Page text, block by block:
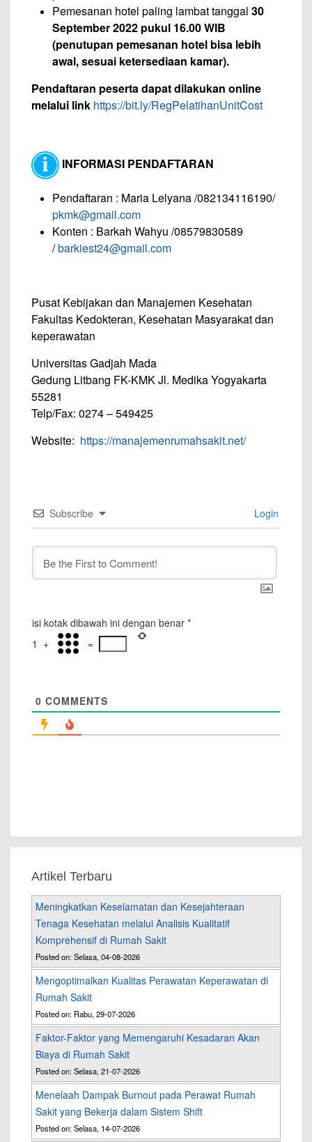
Pemesanan hotel paling lambat tanggal 30
September2022 pukul 16.00 WIB
(penutupan pemesanan hotel bisa lebih
awal, sesuai ketersediaan kamar).
Pendaftaran peserta dapat dilakukan online
melalui link https://bit.ly/RegPelatihanUnitCost
INFORMASI PENDAFTARAN
Pendaftaran : Maria Lelyana /082134116190/
pkmk@gmail.com
Konten : Barkah Wahyu /08579830589
/barkiest24@gmail.com
Pusat Kebijakan dan Manajemen Kesehatan
Fakultas Kedokteran, Kesehatan Masyarakat dan
keperawatan
Universitas Gadjah Mada
Gedung Litbang FK-KMK Jl. Medika Yogyakarta
55281
Telp/Fax: 0274 – 549425
Website: https://manajemenrumahsakit.net/
Subscribe Login
isi kotak dibawah ini dengan benar *
1 + =
0 COMMENTS
Artikel Terbaru
Meningkatkan Keselamatan dan Kesejahteraan
Tenaga Kesehatan melalui Analisis Kualitatif
Komprehensif di Rumah Sakit
Posted on: Selasa, 04-08-2026
Mengoptimalkan Kualitas Perawatan Keperawatan di
Rumah Sakit
Posted on: Rabu, 29-07-2026
Faktor-Faktor yang Memengaruhi Kesadaran Akan
Biaya di Rumah Sakit
Posted on: Selasa, 21-07-2026
Menelaah Dampak Burnout pada Perawat Rumah
Sakit yang Bekerja dalam Sistem Shift
Posted on: Selasa, 14-07-2026